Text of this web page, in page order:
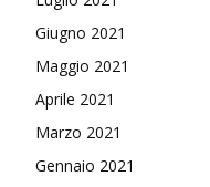
Giugno 2021
Maggio 2021
Aprile 2021
Marzo 2021
Gennaio 2021